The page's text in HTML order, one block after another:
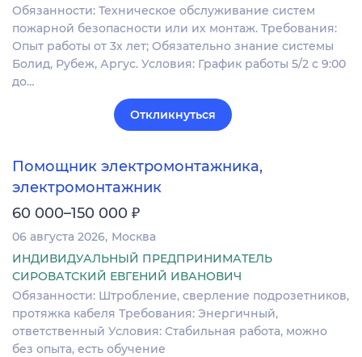
Обязанности: Техническое обслуживание систем
пожарной безопасности или их монтаж. Требования:
Опыт работы от 3х лет; Обязательно знание системы
Болид, Рубеж, Аргус. Условия: График работы 5/2 с 9:00
до…
Откликнуться
Помощник электромонтажника,
электромонтажник
60 000–150 000 ₽
06 августа 2026 Москва
ИНДИВИДУАЛЬНЫЙ ПРЕДПРИНИМАТЕЛЬ
СИРОВАТСКИЙ ЕВГЕНИЙ ИВАНОВИЧ
Обязанности: Штробление, сверление подрозетников,
протяжка кабеля Требования: Энергичный,
ответственный Условия: Стабильная работа, можно
без опыта, есть обучение